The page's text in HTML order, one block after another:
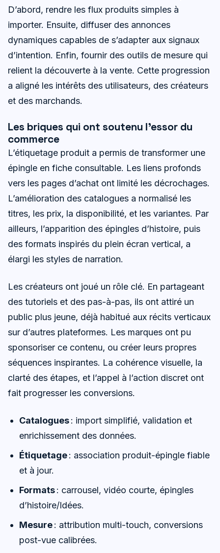
D’abord, rendre les flux produits simples à
importer. Ensuite, diffuser des annonces
dynamiques capables de s’adapter aux signaux
d’intention. Enfin, fournir des outils de mesure qui
relient la découverte à la vente. Cette progression
a aligné les intérêts des utilisateurs, des créateurs
et des marchands.
Les briques qui ont soutenu l’essor du
commerce
L’étiquetage produit a permis de transformer une
épingle en fiche consultable. Les liens profonds
vers les pages d’achat ont limité les décrochages.
L’amélioration des catalogues a normalisé les
titres, les prix, la disponibilité, et les variantes. Par
ailleurs, l’apparition des épingles d’histoire, puis
des formats inspirés du plein écran vertical, a
élargi les styles de narration.
Les créateurs ont joué un rôle clé. En partageant
des tutoriels et des pas-à-pas, ils ont attiré un
public plus jeune, déjà habitué aux récits verticaux
sur d’autres plateformes. Les marques ont pu
sponsoriser ce contenu, ou créer leurs propres
séquences inspirantes. La cohérence visuelle, la
clarté des étapes, et l’appel à l’action discret ont
fait progresser les conversions.
Catalogues: import simplifié, validation et
enrichissement des données.
Étiquetage: association produit-épingle fiable
et à jour.
Formats: carrousel, vidéo courte, épingles
d’histoire/Idées.
Mesure: attribution multi-touch, conversions
post-vue calibrées.